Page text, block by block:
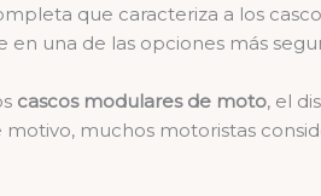
que caracteriza a los
en una de las opciones más
cascos modulares de moto, el
muchos motoristas